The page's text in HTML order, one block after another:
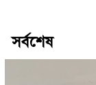
সর্বশেষ